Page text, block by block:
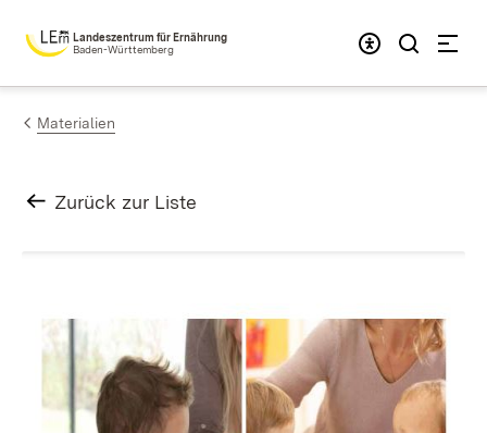
Zum Inhalt springen
Landeszentrum für Ernährung
Baden-Württemberg
Materialien
Zurück zur Liste